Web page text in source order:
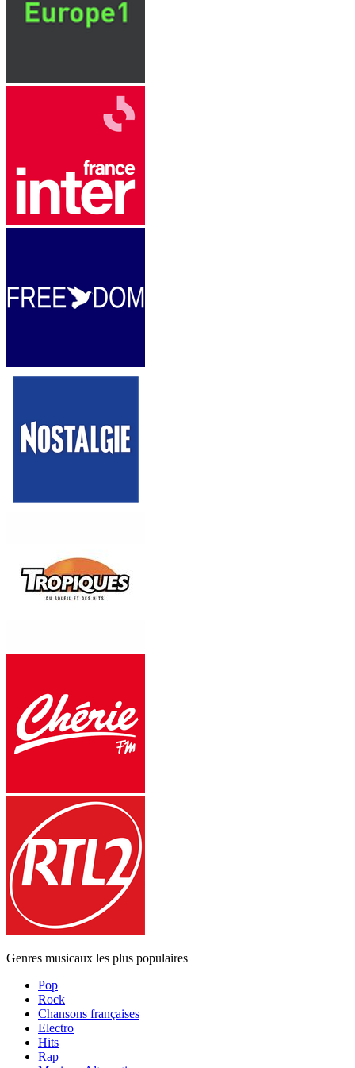
Genres musicaux les plus populaires
Pop
Rock
Chansons françaises
Electro
Hits
Rap